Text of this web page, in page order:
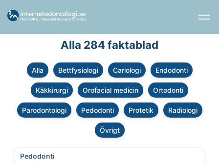
Alla 284 faktablad
Alla Bettfysiologi Cariologi Endodonti
Käkkirurgi Orofacial medicin Ortodonti
Parodontologi Pedodonti Protetik Radiologi
Övrigt
Pedodonti